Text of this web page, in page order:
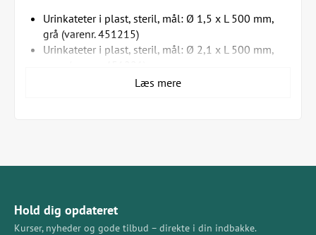
Urinkateter i plast, steril, mål: Ø 1,5 x L 500 mm,
grå (varenr. 451215)
Urinkateter i plast, steril, mål: Ø 2,1 x L 500 mm,
Urinkateter i plast, steil, mål: Ø 2,5 x 500 mm, rød
2 øjne i siden
Med luer-konus
Steril pakket
Læs mere
Hold dig opdateret
Kurser, nyheder og gode tilbud – direkte i din indbakke.